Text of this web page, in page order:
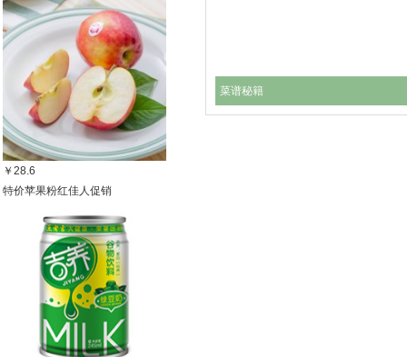
￥28.6
特价苹果粉红佳人促销
菜谱秘籍